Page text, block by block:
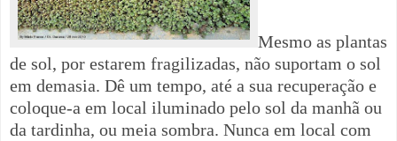
Mesmo as plantas
de sol, por estarem fragilizadas, não suportam o sol
em demasia. Dê um tempo, até a sua recuperação e
coloque-a em local iluminado pelo sol da manhã ou
da tardinha, ou meia sombra. Nunca em local com